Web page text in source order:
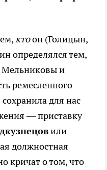
ктоон (Голицын,
определялся тем,
Мельниковы и
ремесленного
для нас
— приставку
или
должностная
кричат о том, что